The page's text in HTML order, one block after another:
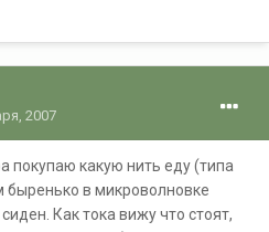
2007
покупаю какую нить еду (типа
быренько в микроволновке
Как тока вижу что стоят,